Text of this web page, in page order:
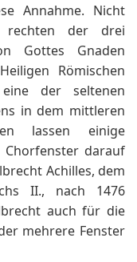
Annahme. Nicht
der drei
Gottes Gnaden
Römischen
der seltenen
in dem mittleren
lassen einige
darauf
Achilles, dem
II., nach 1476
auch für die
mehrere Fenster